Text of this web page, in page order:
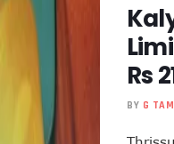
Rs
BY G